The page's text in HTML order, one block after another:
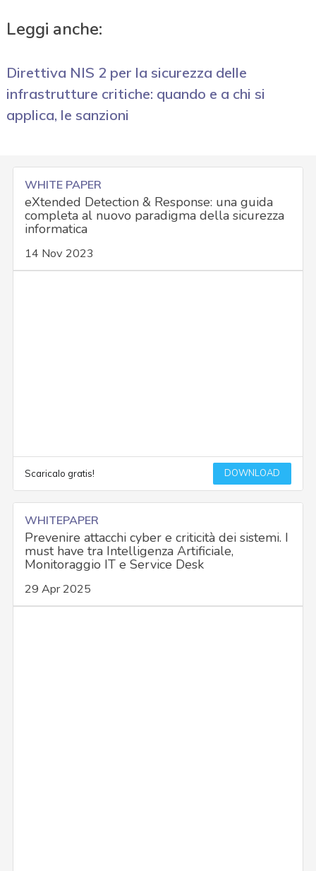
Leggi anche:
Direttiva NIS 2 per la sicurezza delle
infrastrutture critiche: quando e a chi si
applica, le sanzioni
WHITE PAPER
eXtended Detection & Response: una guida
completa al nuovo paradigma della sicurezza
informatica
14 Nov 2023
Scaricalo gratis! DOWNLOAD
WHITEPAPER
Prevenire attacchi cyber e criticità dei sistemi. I
must have tra Intelligenza Artificiale,
Monitoraggio IT e Service Desk
29 Apr 2025